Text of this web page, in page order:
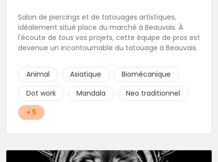
Salon de piercings et de tatouages artistiques,
idéalement situé place du marché à Beauvais. À
l'écoute de tous vos projets, cette équipe de pros est
devenue un incontournable du tatouage à Beauvais.
Animal Asiatique
Biomécanique
Dot work
Mandala
Neo traditionnel
+ 5